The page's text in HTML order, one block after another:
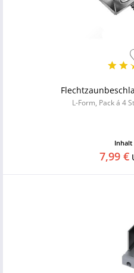
L-Form, Pack á 4
Inhalt
7,99 €